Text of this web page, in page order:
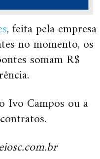
, feita pela empresa
no momento, os
somam R$
Ivo Campos ou a